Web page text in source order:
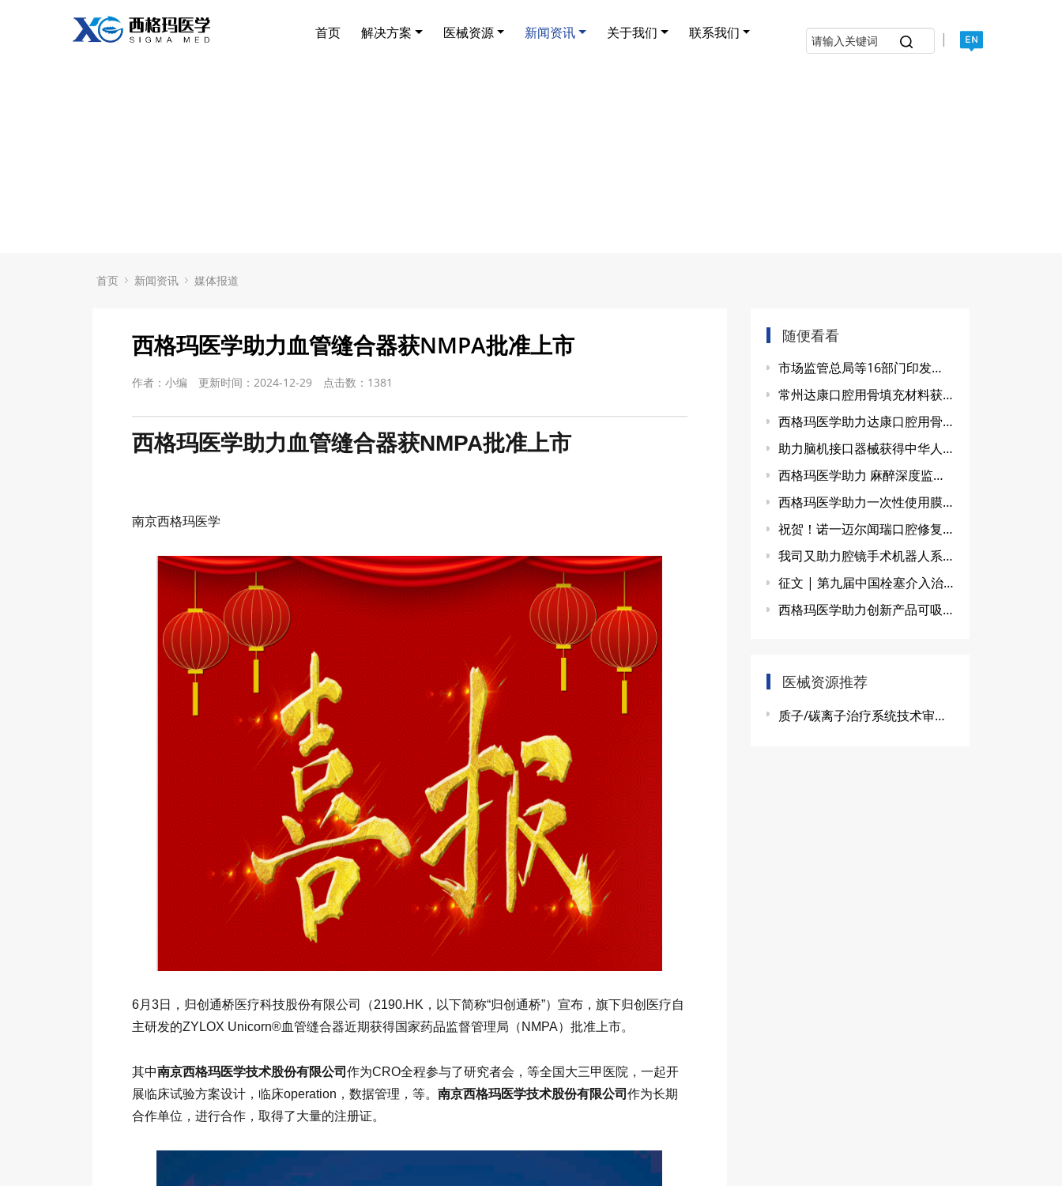
首页 解决方案 医械资源 新闻资讯 关于我们 联系我们 |
首页 新闻资讯 媒体报道
西格玛医学助力血管缝合器获NMPA批准上市
作者：小编 更新时间：2024-12-29 点击数： 1381
西格玛医学助力血管缝合器获NMPA批准上市
南京西格玛医学
6月3日，归创通桥医疗科技股份有限公司（2190.HK，以下简称“归创通桥”）宣布，旗下归创医疗自
主研发的ZYLOX Unicorn®血管缝合器近期获得国家药品监督管理局（NMPA）批准上市。
其中南京西格玛医学技术股份有限公司 作为CRO全程参与了研究者会，等全国大三甲医院，一起开
展临床试验方案设计，临床operation，数据管理，等。 南京西格玛医学技术股份有限公司 作为长期
合作单位，进行合作，取得了大量的注册证。
随便看看
市场监管总局等16部门印发贯彻实施《国家标准化发展纲要》行动计划
常州达康口腔用骨填充材料获批上市获得NMPA三类医疗器械注册证
西格玛医学助力达康口腔用骨填充材料获批上市获得NMPA三类医疗器械注册证
助力脑机接口器械获得中华人民共和国医疗器械注册证
西格玛医学助力 麻醉深度监护仪获批NMPA三类注册证
西格玛医学助力一次性使用膜式氧合器获批NMPA注册证
祝贺！诺一迈尔闻瑞口腔修复膜获NMPA第III类医疗器械注册证
我司又助力腔镜手术机器人系统三类器械品种顺利过评获批！
征文 | 第九届中国栓塞介入治疗大会 CET2023
西格玛医学助力创新产品可吸收止血明胶海绵获批NMPA三类注册证
医械资源推荐
质子/碳离子治疗系统技术审查指导原则